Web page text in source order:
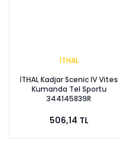
İTHAL
İTHAL Kadjar Scenic IV Vites
Kumanda Tel Sportu
344145839R
506,14 TL